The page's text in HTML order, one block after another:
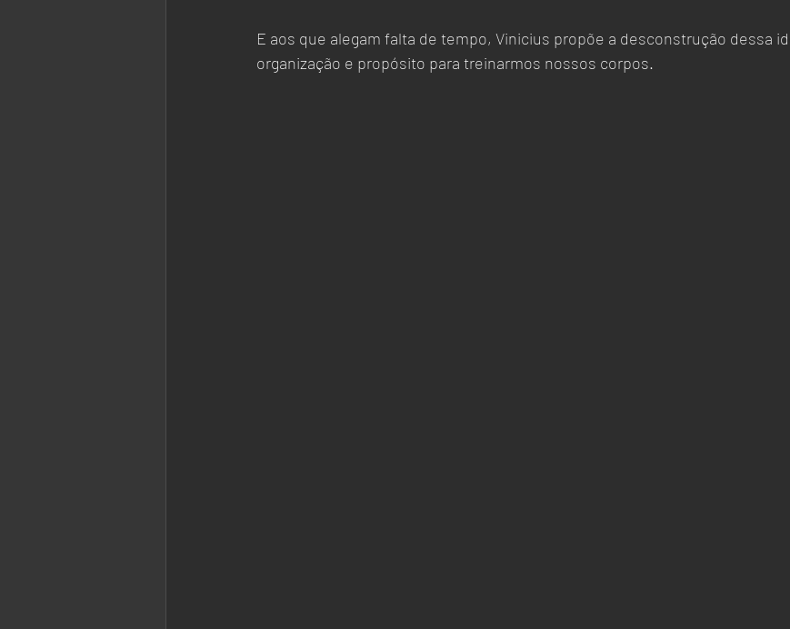
E aos que alegam falta de tempo, Vinicius propõe a desconstrução dessa
organização e propósito para treinarmos nossos corpos.